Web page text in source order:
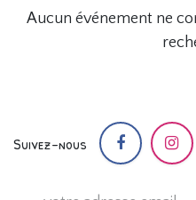
Aucun événement ne
Suivez-nous